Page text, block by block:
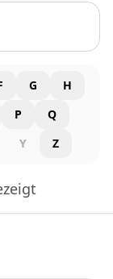
G
H
P
Q
Y Z